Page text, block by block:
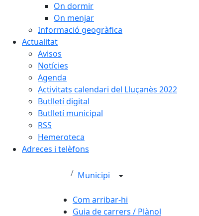
On dormir
On menjar
Informació geogràfica
Actualitat
Avisos
Notícies
Agenda
Activitats calendari del Lluçanès 2022
Butlletí digital
Butlletí municipal
RSS
Hemeroteca
Adreces i telèfons
Municipi
Com arribar-hi
Guia de carrers / Plànol